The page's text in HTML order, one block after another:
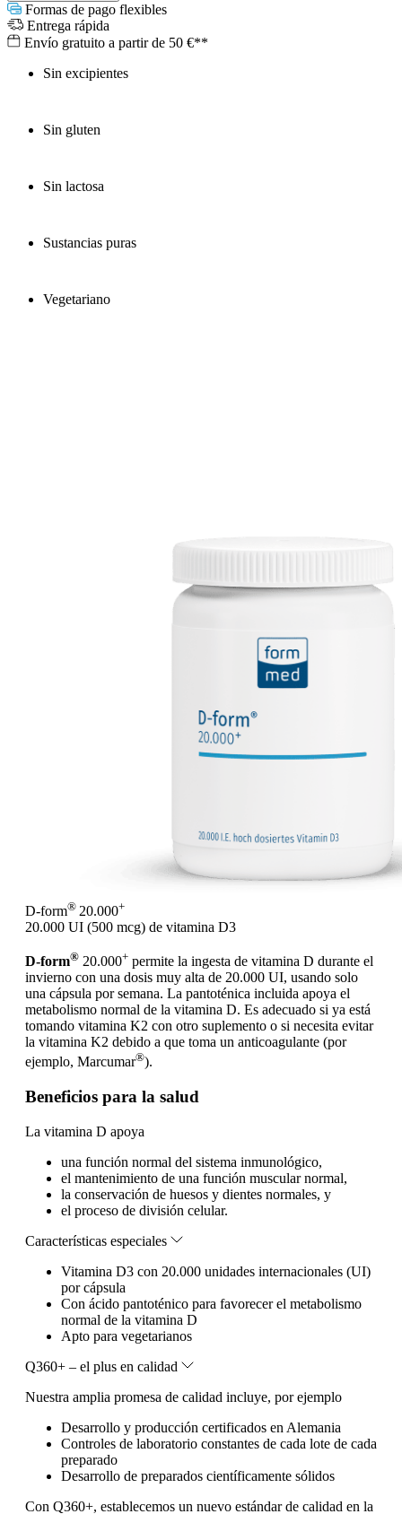
Formas de pago flexibles
Entrega rápida
Envío gratuito a partir de 50 €**
Sin excipientes
Sin gluten
Sin lactosa
Sustancias puras
Vegetariano
D-form® 20.000+
20.000 UI (500 mcg) de vitamina D3
D-form® 20.000+ permite la ingesta de vitamina D durante el
invierno con una dosis muy alta de 20.000 UI, usando solo
una cápsula por semana. La pantoténica incluida apoya el
metabolismo normal de la vitamina D. Es adecuado si ya está
tomando vitamina K2 con otro suplemento o si necesita evitar
la vitamina K2 debido a que toma un anticoagulante (por
ejemplo, Marcumar®).
Beneficios para la salud
La vitamina D apoya
una función normal del sistema inmunológico,
el mantenimiento de una función muscular normal,
la conservación de huesos y dientes normales, y
el proceso de división celular.
Características especiales
Vitamina D3 con 20.000 unidades internacionales (UI)
por cápsula
Con ácido pantoténico para favorecer el metabolismo
normal de la vitamina D
Apto para vegetarianos
Q360+ – el plus en calidad
Nuestra amplia promesa de calidad incluye, por ejemplo
Desarrollo y producción certificados en Alemania
Controles de laboratorio constantes de cada lote de cada
preparado
Desarrollo de preparados científicamente sólidos
Con Q360+, establecemos un nuevo estándar de calidad en la